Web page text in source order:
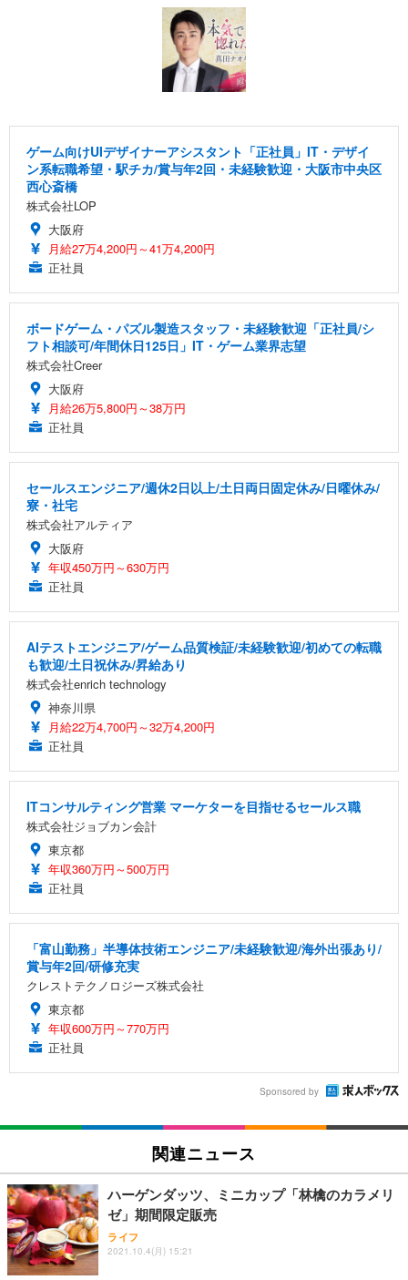
ゲーム向けUIデザイナーアシスタント「正社員」IT・デザイ
ン系転職希望・駅チカ/賞与年2回・未経験歓迎・大阪市中央区
西心斎橋
株式会社LOP
大阪府
月給27万4,200円～41万4,200円
正社員
ボードゲーム・パズル製造スタッフ・未経験歓迎「正社員/シ
フト相談可/年間休日125日」IT・ゲーム業界志望
株式会社Creer
大阪府
月給26万5,800円～38万円
正社員
セールスエンジニア/週休2日以上/土日両日固定休み/日曜休み/
寮・社宅
株式会社アルティア
大阪府
年収450万円～630万円
正社員
AIテストエンジニア/ゲーム品質検証/未経験歓迎/初めての転職
も歓迎/土日祝休み/昇給あり
株式会社enrich technology
神奈川県
月給22万4,700円～32万4,200円
正社員
ITコンサルティング営業 マーケターを目指せるセールス職
株式会社ジョブカン会計
東京都
年収360万円～500万円
正社員
「富山勤務」半導体技術エンジニア/未経験歓迎/海外出張あり/
賞与年2回/研修充実
クレストテクノロジーズ株式会社
東京都
年収600万円～770万円
正社員
Sponsored by
関連ニュース
ハーゲンダッツ、ミニカップ「林檎のカラメリ
ゼ」期間限定販売
ライフ
2021.10.4(月) 15:21